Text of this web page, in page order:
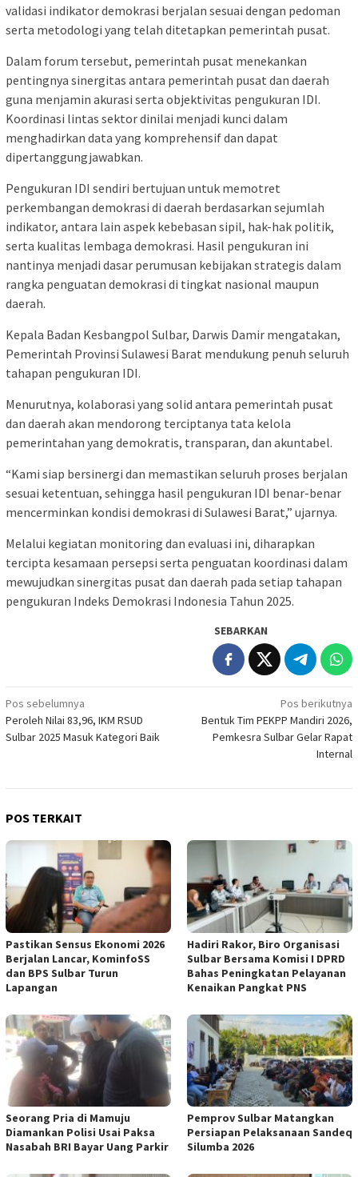
validasi indikator demokrasi berjalan sesuai dengan pedoman
serta metodologi yang telah ditetapkan pemerintah pusat.
Dalam forum tersebut, pemerintah pusat menekankan
pentingnya sinergitas antara pemerintah pusat dan daerah
guna menjamin akurasi serta objektivitas pengukuran IDI.
Koordinasi lintas sektor dinilai menjadi kunci dalam
menghadirkan data yang komprehensif dan dapat
dipertanggungjawabkan.
Pengukuran IDI sendiri bertujuan untuk memotret
perkembangan demokrasi di daerah berdasarkan sejumlah
indikator, antara lain aspek kebebasan sipil, hak-hak politik,
serta kualitas lembaga demokrasi. Hasil pengukuran ini
nantinya menjadi dasar perumusan kebijakan strategis dalam
rangka penguatan demokrasi di tingkat nasional maupun
daerah.
Kepala Badan Kesbangpol Sulbar, Darwis Damir mengatakan,
Pemerintah Provinsi Sulawesi Barat mendukung penuh seluruh
tahapan pengukuran IDI.
Menurutnya, kolaborasi yang solid antara pemerintah pusat
dan daerah akan mendorong terciptanya tata kelola
pemerintahan yang demokratis, transparan, dan akuntabel.
“Kami siap bersinergi dan memastikan seluruh proses berjalan
sesuai ketentuan, sehingga hasil pengukuran IDI benar-benar
mencerminkan kondisi demokrasi di Sulawesi Barat,” ujarnya.
Melalui kegiatan monitoring dan evaluasi ini, diharapkan
tercipta kesamaan persepsi serta penguatan koordinasi dalam
mewujudkan sinergitas pusat dan daerah pada setiap tahapan
pengukuran Indeks Demokrasi Indonesia Tahun 2025.
SEBARKAN
Navigasi
pos
Pos sebelumnya
Peroleh Nilai 83,96, IKM RSUD
Sulbar 2025 Masuk Kategori Baik
Pos berikutnya
Bentuk Tim PEKPP Mandiri 2026,
Pemkesra Sulbar Gelar Rapat
Internal
POS TERKAIT
Pastikan Sensus Ekonomi 2026
Berjalan Lancar, KominfoSS
dan BPS Sulbar Turun
Lapangan
Hadiri Rakor, Biro Organisasi
Sulbar Bersama Komisi I DPRD
Bahas Peningkatan Pelayanan
Kenaikan Pangkat PNS
Seorang Pria di Mamuju
Diamankan Polisi Usai Paksa
Nasabah BRI Bayar Uang Parkir
Pemprov Sulbar Matangkan
Persiapan Pelaksanaan Sandeq
Silumba 2026